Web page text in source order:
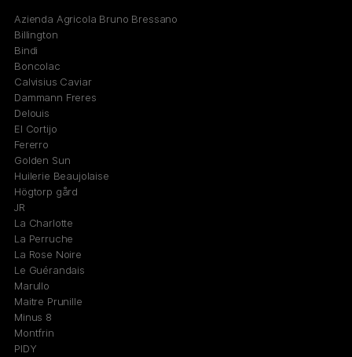
Azienda Agricola Bruno Bressano
Billington
Bindi
Boncolac
Calvisius Caviar
Dammann Freres
Delouis
El Cortijo
Fererro
Golden Sun
Huilerie Beaujolaise
Högtorp gård
JR
La Charlotte
La Perruche
La Rose Noire
Le Guérandais
Marullo
Maitre Prunille
Minus 8
Montfrin
PIDY